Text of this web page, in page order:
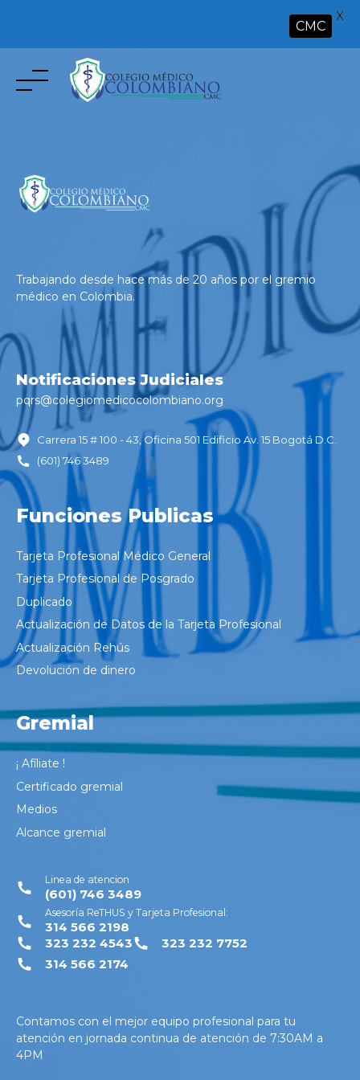
content
Trabajando desde hace más de 20 años por el gremio
médico en Colombia.
Notificaciones Judiciales
pqrs@colegiomedicocolombiano.org
Carrera 15 # 100 - 43, Oficina 501 Edificio Av. 15 Bogotá D.C.
(601) 746 3489
Funciones Publicas
Tarjeta Profesional Médico General
Tarjeta Profesional de Posgrado
Duplicado
Actualización de Datos de la Tarjeta Profesional
Actualización Rehús
Devolución de dinero
Gremial
¡ Afíliate !
Certificado gremial
Medios
Alcance gremial
Linea de atencion
(601) 746 3489
Asesoría ReTHUS y Tarjeta Profesional:
314 566 2198
323 232 4543
323 232 7752
314 566 2174
Contamos con el mejor equipo profesional para tu
atención en jornada continua de atención de 7:30AM a
4PM
CMC
X